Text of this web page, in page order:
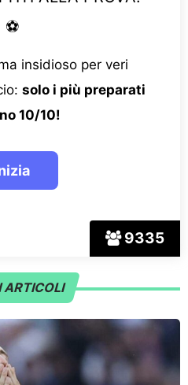
9335
⚽
insidioso per veri
solo i più preparati
10/10!
ARTICOLI